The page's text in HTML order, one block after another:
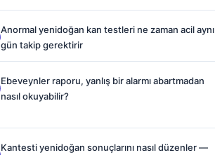
Anormal yenidoğan kan testleri ne zaman acil aynı
gün takip gerektirir
Ebeveynler raporu, yanlış bir alarmı abartmadan
nasıl okuyabilir?
Kantesti yenidoğan sonuçlarını nasıl düzenler —